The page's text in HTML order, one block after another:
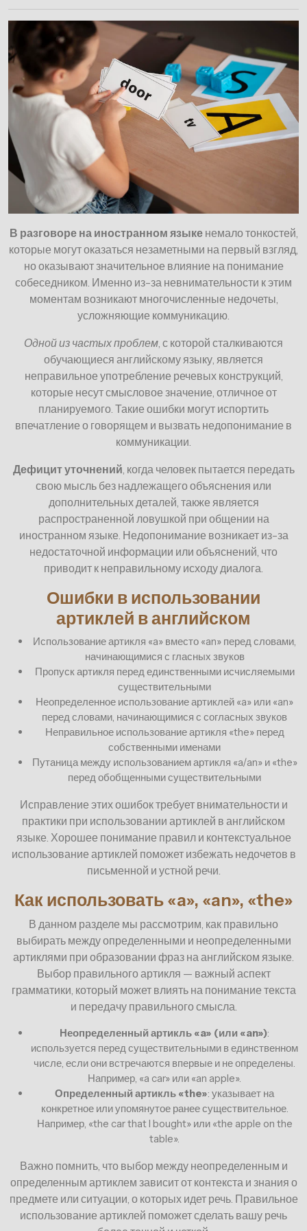
В разговоре на иностранном языкенемало тонкостей,
которые могут оказаться незаметными на первый взгляд,
но оказывают значительное влияние на понимание
собеседником. Именно из-за невнимательности к этим
моментам возникают многочисленные недочеты,
усложняющие коммуникацию.
Одной из частых проблем, с которой сталкиваются
обучающиеся английскому языку, является
неправильное употребление речевых конструкций,
которые несут смысловое значение, отличное от
планируемого. Такие ошибки могут испортить
впечатление о говорящем и вызвать недопонимание в
коммуникации.
Дефицит уточнений, когда человек пытается передать
свою мысль без надлежащего объяснения или
дополнительных деталей, также является
распространенной ловушкой при общении на
иностранном языке. Недопонимание возникает из-за
недостаточной информации или объяснений, что
приводит к неправильному исходу диалога.
Ошибки в использовании
артиклей в английском
Использование артикля «a» вместо «an» перед словами,
начинающимися с гласных звуков
Пропуск артикля перед единственными исчисляемыми
существительными
Неопределенное использование артиклей «a» или «an»
перед словами, начинающимися с согласных звуков
Неправильное использование артикля «the» перед
собственными именами
Путаница между использованием артикля «a/an» и «the»
перед обобщенными существительными
Исправление этих ошибок требует внимательности и
практики при использовании артиклей в английском
языке. Хорошее понимание правил и контекстуальное
использование артиклей поможет избежать недочетов в
письменной и устной речи.
Как использовать «a», «an», «the»
В данном разделе мы рассмотрим, как правильно
выбирать между определенными и неопределенными
артиклями при образовании фраз на английском языке.
Выбор правильного артикля — важный аспект
грамматики, который может влиять на понимание текста
и передачу правильного смысла.
Неопределенный артикль «a» (или «an»):
используется перед существительными в единственном
числе, если они встречаются впервые и не определены.
Например, «a car» или «an apple».
Определенный артикль «the»: указывает на
конкретное или упомянутое ранее существительное.
Например, «the car that I bought» или «the apple on the
table».
Важно помнить, что выбор между неопределенным и
определенным артиклем зависит от контекста и знания о
предмете или ситуации, о которых идет речь. Правильное
использование артиклей поможет сделать вашу речь